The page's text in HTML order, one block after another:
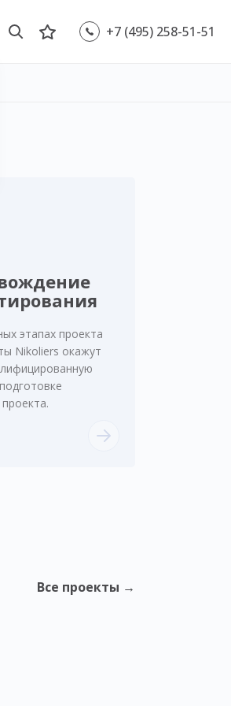
+7 (495) 258-51-51
этапах проекта
Nikoliers окажут
Все проекты →